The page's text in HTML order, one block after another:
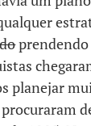
prendendo
planejar